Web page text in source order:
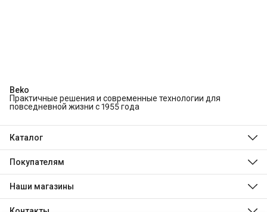
Beko
Практичные решения и современные технологии для
повседневной жизни с 1955 года
Каталог
Стиральные и сушильные машины
Варочные панели
Покупателям
Технологии Beko
Наши магазины